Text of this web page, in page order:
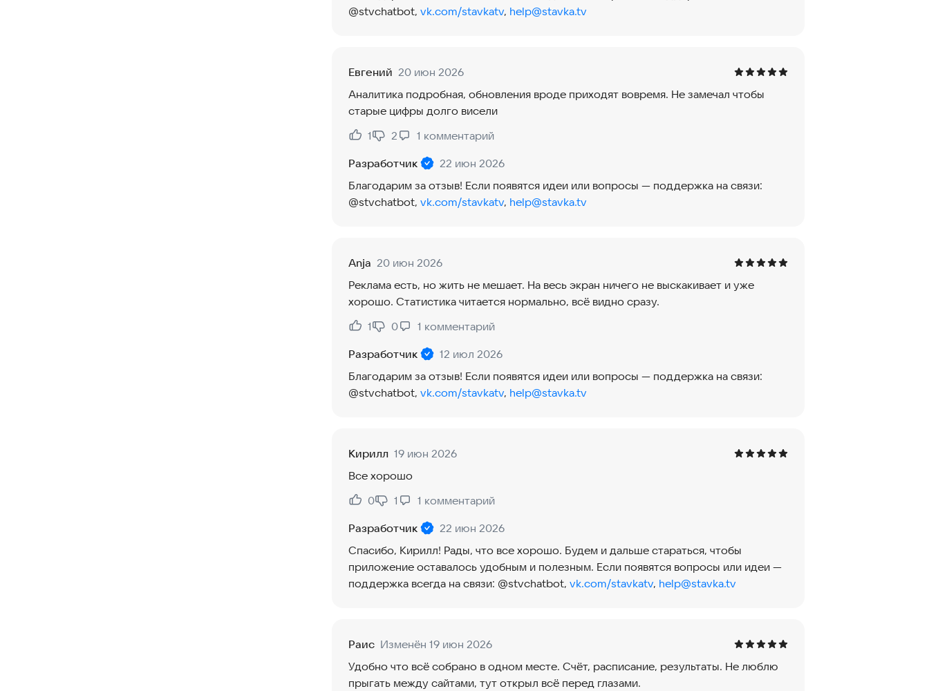
@stvchatbot, vk.com/stavkatv, help@stavka.tv
Евгений 20 июн 2026
Аналитика подробная, обновления вроде приходят вовремя. Не замечал чтобы
старые цифры долго висели
Нравится:
1
Не нравится:
2 1 комментарий
Разработчик
22 июн 2026
Благодарим за отзыв! Если появятся идеи или вопросы — поддержка на связи:
@stvchatbot, vk.com/stavkatv, help@stavka.tv
Anja 20 июн 2026
Реклама есть, но жить не мешает. На весь экран ничего не выскакивает и уже
хорошо. Статистика читается нормально, всё видно сразу.
Нравится:
1
Не нравится:
0 1 комментарий
Разработчик
12 июл 2026
Благодарим за отзыв! Если появятся идеи или вопросы — поддержка на связи:
@stvchatbot, vk.com/stavkatv, help@stavka.tv
Кирилл 19 июн 2026
Все хорошо
Нравится:
0
Не нравится:
1 1 комментарий
Разработчик
22 июн 2026
Спасибо, Кирилл! Рады, что все хорошо. Будем и дальше стараться, чтобы
приложение оставалось удобным и полезным. Если появятся вопросы или идеи —
поддержка всегда на связи: @stvchatbot, vk.com/stavkatv, help@stavka.tv
Раис Изменён 19 июн 2026
Удобно что всё собрано в одном месте. Счёт, расписание, результаты. Не люблю
прыгать между сайтами, тут открыл всё перед глазами.